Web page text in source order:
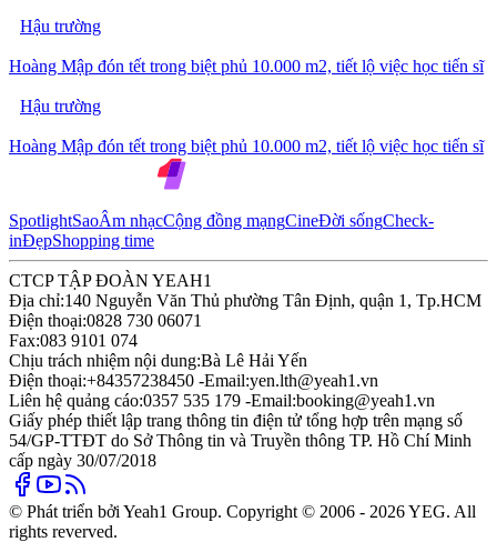
Hậu trường
Hoàng Mập đón tết trong biệt phủ 10.000 m2, tiết lộ việc học tiến sĩ
Hậu trường
Hoàng Mập đón tết trong biệt phủ 10.000 m2, tiết lộ việc học tiến sĩ
SpotlightSaoÂm nhạcCộng đồng mạngCineĐời sốngCheck-
inĐẹpShopping time
CTCP TẬP ĐOÀN YEAH1
Địa chỉ:140 Nguyễn Văn Thủ phường Tân Định, quận 1, Tp.HCM
Điện thoại:0828 730 06071
Fax:083 9101 074
Chịu trách nhiệm nội dung:Bà Lê Hải Yến
Điện thoại:+84357238450 -Email:yen.lth@yeah1.vn
Liên hệ quảng cáo:0357 535 179 -Email:booking@yeah1.vn
Giấy phép thiết lập trang thông tin điện tử tổng hợp trên mạng số
54/GP-TTĐT do Sở Thông tin và Truyền thông TP. Hồ Chí Minh
cấp ngày 30/07/2018
© Phát triển bởi Yeah1 Group. Copyright © 2006 - 2026 YEG. All
rights reverved.